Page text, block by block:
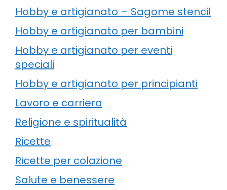
Hobby e artigianato – Sagome stencil
Hobby e artigianato per bambini
Hobby e artigianato per eventi
speciali
Hobby e artigianato per principianti
Lavoro e carriera
Religione e spiritualità
Ricette
Ricette per colazione
Salute e benessere